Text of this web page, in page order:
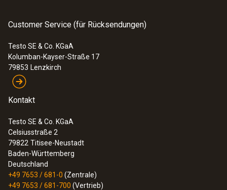
Customer Service (für Rücksendungen)
Testo SE & Co. KGaA
Kolumban-Kayser-Straße 17
79853 Lenzkirch
Kontakt
Testo SE & Co. KGaA
Celsiusstraße 2
79822 Titisee-Neustadt
Baden-Württemberg
Deutschland
+49 7653 / 681-0 (Zentrale)
+49 7653 / 681-700 (Vertrieb)